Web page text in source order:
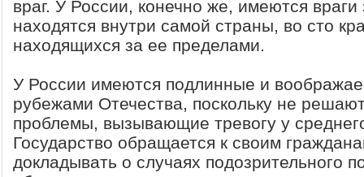
враг. У России, конечно же, имеются
находятся внутри самой страны, во сто
находящихся за ее пределами.
У России имеются подлинные и
рубежами Отечества, поскольку не
проблемы, вызывающие тревогу у
Государство обращается к своим
докладывать о случаях подозрительного